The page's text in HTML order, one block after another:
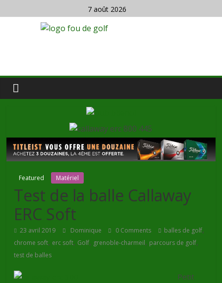
7 août 2026
Featured Matériel
Test de la balle Callaway
ERC Soft
23 avril 2019 Dominique 0 Comments balles de golf,
chrome soft, erc soft, Golf, grenoble-charmeil, parcours de golf,
test de balles
Petit